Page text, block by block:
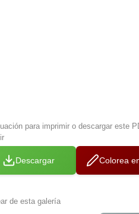
para imprimir o descargar este
Descargar Colorea
de esta galería